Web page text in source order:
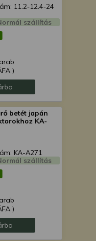
11.2-12.4-24
szállítás
)
betét japán
KA-
KA-A271
szállítás
)